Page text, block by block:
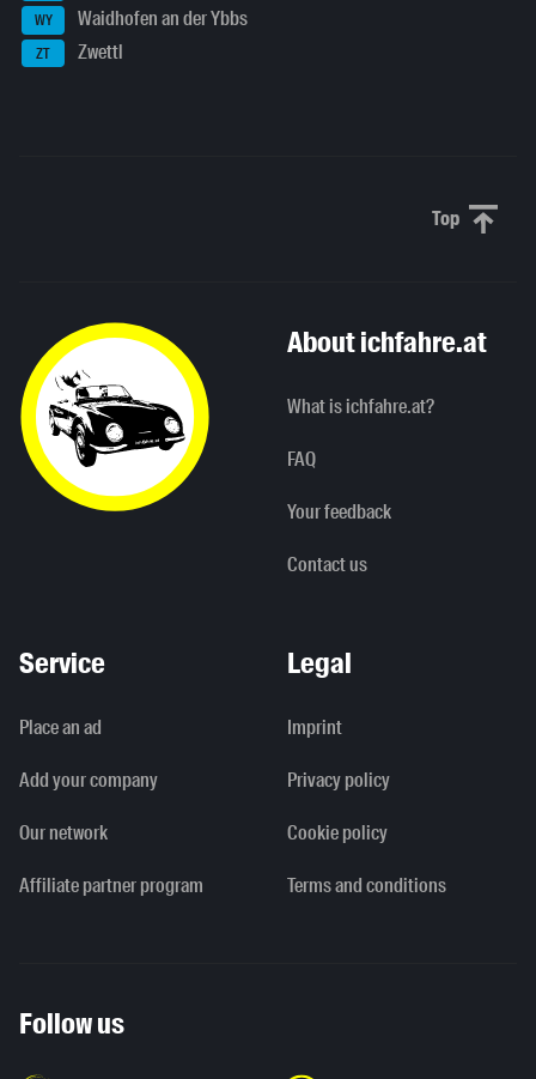
WY Waidhofen an der Ybbs
ZT Zwettl
Top Scroll
About ichfahre.at
What is ichfahre.at?
FAQ
Your feedback
Contact us
Service
Place an ad
Add your company
Our network
Affiliate partner program
Legal
Imprint
Privacy policy
Cookie policy
Terms and conditions
Follow us